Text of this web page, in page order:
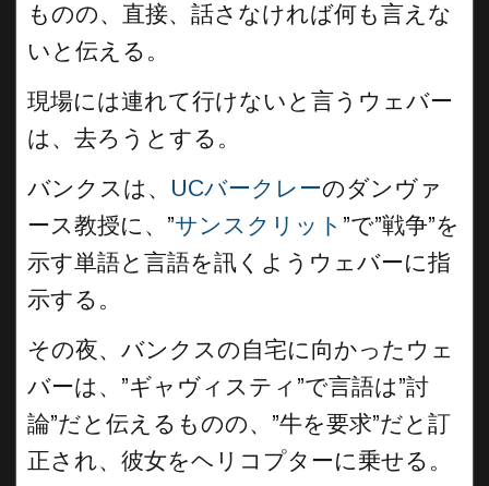
ものの、直接、話さなければ何も言えな
いと伝える。
現場には連れて行けないと言うウェバー
は、去ろうとする。
バンクスは、 UCバークレーのダンヴァ
ース教授に、”サンスクリット ”で”戦争”を
示す単語と言語を訊くようウェバーに指
示する。
その夜、バンクスの自宅に向かったウェ
バーは、”ギャヴィスティ”で言語は”討
論”だと伝えるものの、”牛を要求”だと訂
正され、彼女をヘリコプターに乗せる。